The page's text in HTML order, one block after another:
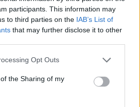
participants. This information may
to third parties on the IAB’s List of
that may further disclose it to other
Opt Outs
the Sharing of my
дека минатата година
75 години од